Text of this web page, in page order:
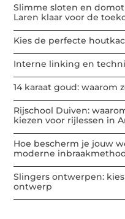
Slimme sloten en
Laren klaar voor de
Kies de perfecte
Interne linking en
14 karaat goud: waarom
Rijschool Duiven:
kiezen voor rijlessen in
Hoe bescherm je jouw
moderne
Slingers ontwerpen:
ontwerp